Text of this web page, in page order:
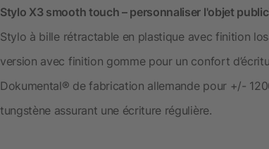
Stylo X3 smooth touch – personnaliser l'objet
Stylo à bille rétractable en plastique avec finition
version avec finition gomme pour un confort
Dokumental® de fabrication allemande pour +/-
tungstène assurant une écriture régulière.